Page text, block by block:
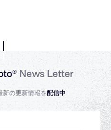
News Letter
新の更新情報を配信中